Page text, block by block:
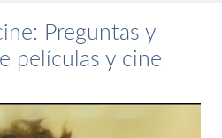
Preguntas y
películas y cine